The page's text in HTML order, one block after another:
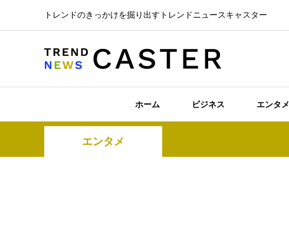
トレンドのきっかけを掘り出すトレンドニュースキャスター
ホーム ビジネス エンタメ
エンタメ